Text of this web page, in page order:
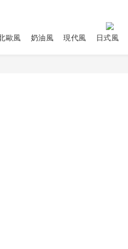
歐風 奶油風 現代風 日式風